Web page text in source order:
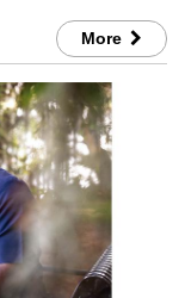
More